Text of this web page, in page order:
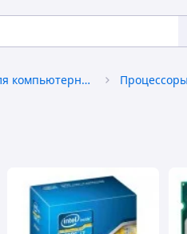
Комплектующие для компьютерной техники Процессоры